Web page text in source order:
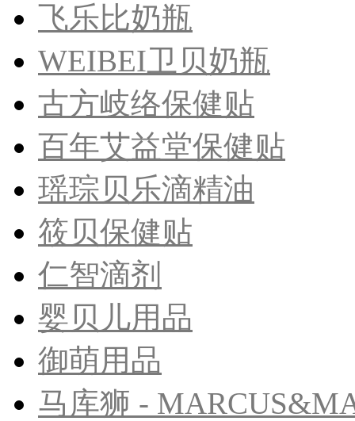
飞乐比奶瓶
WEIBEI卫贝奶瓶
古方岐络保健贴
​百年艾益堂保健贴
瑶琮贝乐滴精油
筱贝保健贴
​仁智滴剂
婴贝儿用品
御萌用品
马库狮 -